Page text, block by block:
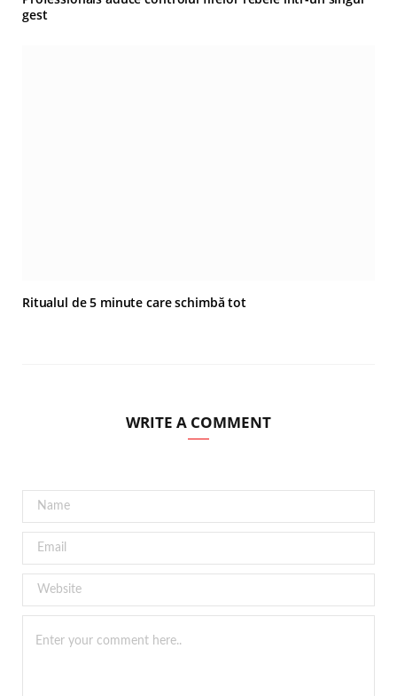
gest
Ritualul de 5 minute care schimbă tot
WRITE A COMMENT